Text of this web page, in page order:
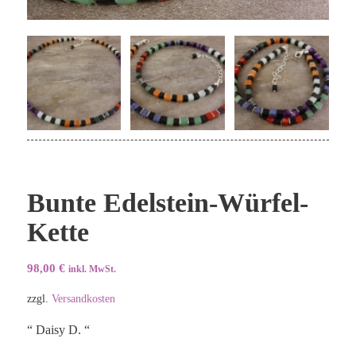
Bunte Edelstein-Würfel-
Kette
98,00 € inkl. MwSt.
zzgl. Versandkosten
“ Daisy D. “